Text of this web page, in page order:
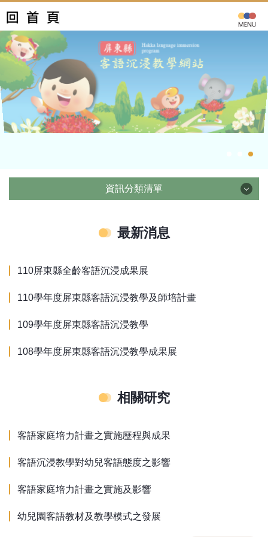
到
主
要
內
區
資訊分類清單
客語沉浸教學教學資源
好站連結
版權聲明
教材下載專區
最新消息
110屏東縣全齡客語沉浸成果展
110學年度屏東縣客語沉浸教學及師培計畫
109學年度屏東縣客語沉浸教學
108學年度屏東縣客語沉浸教學成果展
相關研究
客語家庭培力計畫之實施歷程與成果
客語沉浸教學對幼兒客語態度之影響
客語家庭培力計畫之實施及影響
幼兒園客語教材及教學模式之發展